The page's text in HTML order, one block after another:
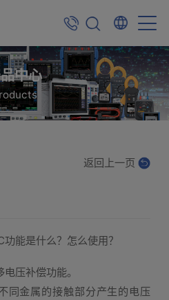
中心
返回上一页
能是什么？怎么使用？
压补偿功能。
同金属的接触部分产生的电压